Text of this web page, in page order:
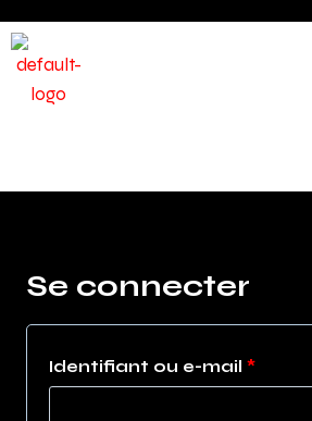
Se connecter
Identifiant ou e-mail *